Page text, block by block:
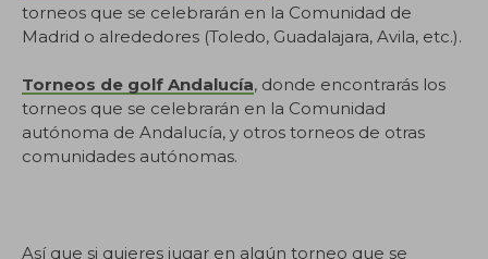
torneos que se celebrarán en la Comunidad de
Madrid o alrededores (Toledo, Guadalajara, Avila, etc.).
Torneos de golf Andalucía, donde encontrarás los
torneos que se celebrarán en la Comunidad
autónoma de Andalucía, y otros torneos de otras
comunidades autónomas.
Así que si quieres jugar en algún torneo que se